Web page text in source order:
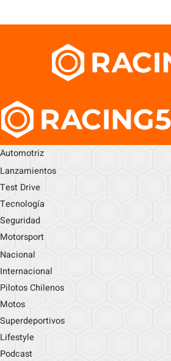
Automotriz
Lanzamientos
Test Drive
Tecnología
Seguridad
Motorsport
Nacional
Internacional
Pilotos Chilenos
Motos
Superdeportivos
Lifestyle
Podcast